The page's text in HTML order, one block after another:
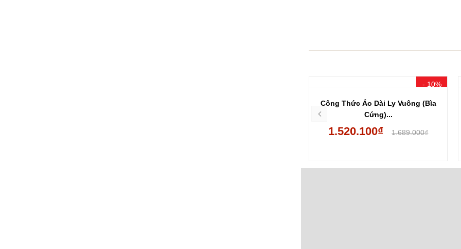
- 10%
Công Thức Áo Dài Ly Vuông (Bìa
Cứng)...
1.520.100₫ 1.689.000₫